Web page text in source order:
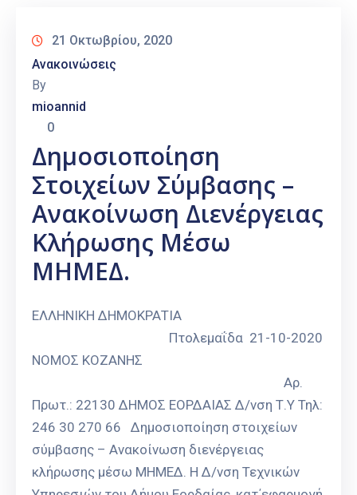
21 Οκτωβρίου, 2020
Ανακοινώσεις
By
mioannid
0
Δημοσιοποίηση
Στοιχείων Σύμβασης –
Ανακοίνωση Διενέργειας
Κλήρωσης Μέσω
ΜΗΜΕΔ.
ΕΛΛΗΝΙΚΗ ΔΗΜΟΚΡΑΤΙΑ
Πτολεμαΐδα 21-10-2020
ΝΟΜΟΣ ΚΟΖΑΝΗΣ
Αρ.
Πρωτ.: 22130 ΔΗΜΟΣ ΕΟΡΔΑΙΑΣ Δ/νση Τ.Υ Τηλ:
246 30 270 66 Δημοσιοποίηση στοιχείων
σύμβασης – Ανακοίνωση διενέργειας
κλήρωσης μέσω ΜΗΜΕΔ. Η Δ/νση Τεχνικών